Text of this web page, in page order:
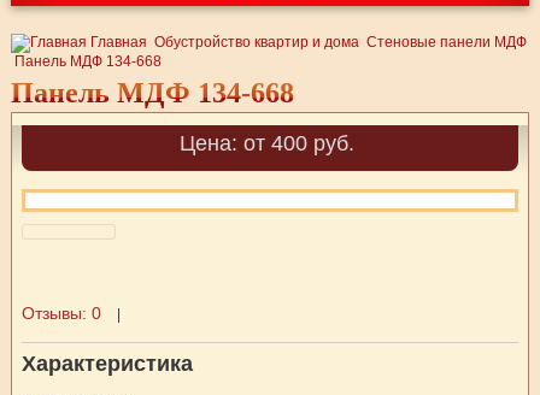
Главная Обустройство квартир и дома Стеновые панели МДФ
Панель МДФ 134-668
Панель МДФ 134-668
Цена: от 400 руб.
Отзывы: 0
Характеристика